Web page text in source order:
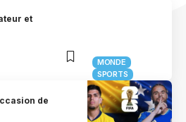
MONDE
SPORTS
et
de